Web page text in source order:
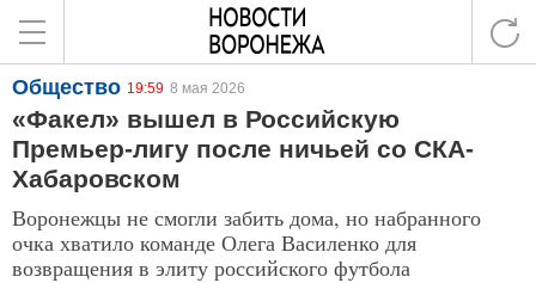
Общество 19:59 8 мая 2026
«Факел» вышел в Российскую
Премьер-лигу после ничьей со СКА-
Хабаровском
Воронежцы не смогли забить дома, но набранного
очка хватило команде Олега Василенко для
возвращения в элиту российского футбола